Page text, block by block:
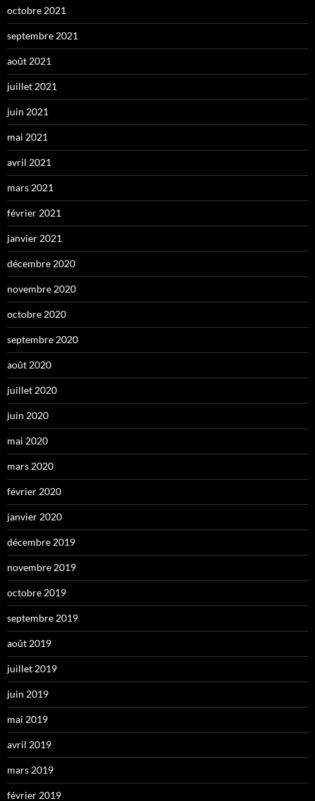
octobre 2021
septembre 2021
août 2021
juillet 2021
juin 2021
mai 2021
avril 2021
mars 2021
février 2021
janvier 2021
décembre 2020
novembre 2020
octobre 2020
septembre 2020
août 2020
juillet 2020
juin 2020
mai 2020
mars 2020
février 2020
janvier 2020
décembre 2019
novembre 2019
octobre 2019
septembre 2019
août 2019
juillet 2019
juin 2019
mai 2019
avril 2019
mars 2019
février 2019